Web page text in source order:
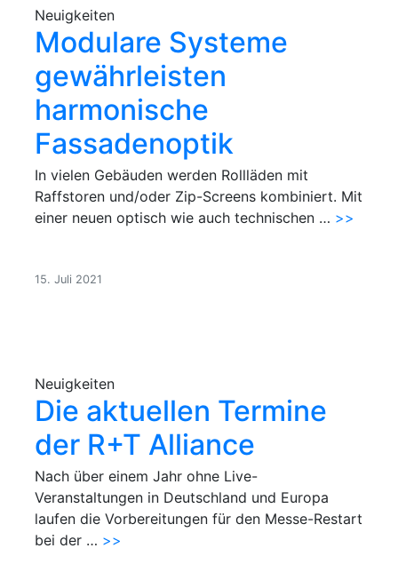
Neuigkeiten
Modulare Systeme
gewährleisten
harmonische
Fassadenoptik
In vielen Gebäuden werden Rollläden mit
Raffstoren und/oder Zip-Screens kombiniert. Mit
einer neuen optisch wie auch technischen … >>
15. Juli 2021
Neuigkeiten
Die aktuellen Termine
der R+T Alliance
Nach über einem Jahr ohne Live-
Veranstaltungen in Deutschland und Europa
laufen die Vorbereitungen für den Messe-Restart
bei der … >>